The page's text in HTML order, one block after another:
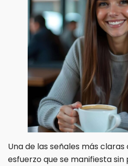
Una de las señales más
esfuerzo que se manifiesta sin